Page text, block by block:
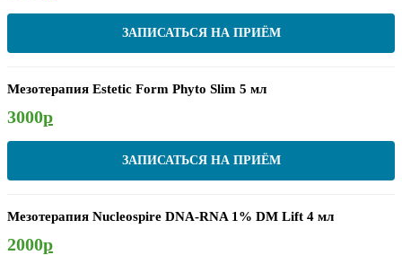
ЗАПИСАТЬСЯ НА ПРИЁМ
Мезотерапия Estetic Form Phyto Slim 5 мл
3000р
ЗАПИСАТЬСЯ НА ПРИЁМ
Мезотерапия Nucleospire DNA-RNA 1% DM Lift 4 мл
2000р